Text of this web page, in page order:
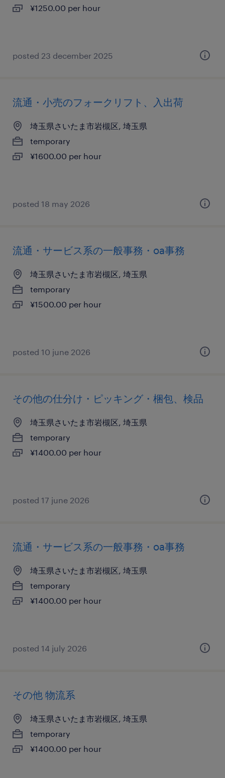
¥1250.00 per hour
posted 23 december 2025
流通・小売のフォークリフト、入出荷
埼玉県さいたま市岩槻区, 埼玉県
temporary
¥1600.00 per hour
posted 18 may 2026
流通・サービス系の一般事務・oa事務
埼玉県さいたま市岩槻区, 埼玉県
temporary
¥1500.00 per hour
posted 10 june 2026
その他の仕分け・ピッキング・梱包、検品
埼玉県さいたま市岩槻区, 埼玉県
temporary
¥1400.00 per hour
posted 17 june 2026
流通・サービス系の一般事務・oa事務
埼玉県さいたま市岩槻区, 埼玉県
temporary
¥1400.00 per hour
posted 14 july 2026
その他 物流系
埼玉県さいたま市岩槻区, 埼玉県
temporary
¥1400.00 per hour